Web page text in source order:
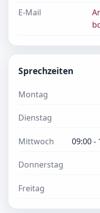
E-Mail
Sprechzeiten
Montag
Dienstag
Mittwoch 09:00 -
Donnerstag
Freitag